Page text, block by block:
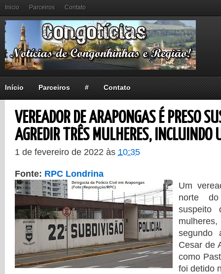
Inicio Parceiros Contato
Início Parceiros # Contato
VEREADOR DE ARAPONGAS É PRESO
AGREDIR TRÊS MULHERES, INCLUINDO
1 de fevereiro de 2022 às 10:35
Fonte: RPC Londrina
Um
norte
suspeito
segundo
Cesar de
como
foi detido